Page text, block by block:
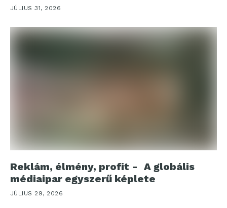
JÚLIUS 31, 2026
Reklám, élmény, profit - A globális
médiaipar egyszerű képlete
JÚLIUS 29, 2026